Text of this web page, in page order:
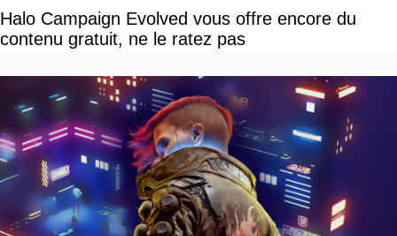
Halo Campaign Evolved vous offre encore du
contenu gratuit, ne le ratez pas